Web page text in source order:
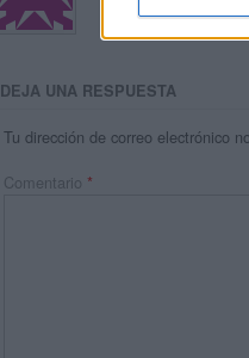
DEJA UNA RESPUESTA
Tu dirección de correo electrónico
Comentario *